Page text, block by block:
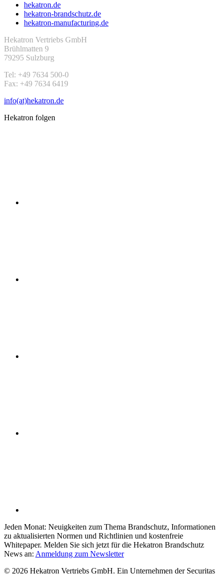
hekatron.de
hekatron-brandschutz.de
hekatron-manufacturing.de
Hekatron Vertriebs GmbH
Brühlmatten 9
79295 Sulzburg
Tel: +49 7634 500-0
Fax: +49 7634 6419
info(at)hekatron.de
Hekatron folgen
Jeden Monat: Neuigkeiten zum Thema Brandschutz, Informationen
zu aktualisierten Normen und Richtlinien und kostenfreie
Whitepaper. Melden Sie sich jetzt für die Hekatron Brandschutz
News an: Anmeldung zum Newsletter
© 2026 Hekatron Vertriebs GmbH. Ein Unternehmen der Securitas